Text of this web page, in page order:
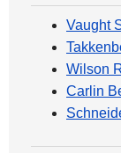
Vaught
Wilson
Carlin